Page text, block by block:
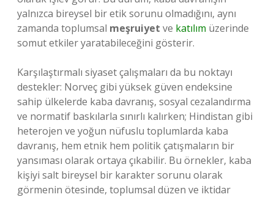
yalnızca bireysel bir etik sorunu olmadığını, aynı
zamanda toplumsal meşruiyet ve katılım üzerinde
somut etkiler yaratabileceğini gösterir.
Karşılaştırmalı siyaset çalışmaları da bu noktayı
destekler: Norveç gibi yüksek güven endeksine
sahip ülkelerde kaba davranış, sosyal cezalandırma
ve normatif baskılarla sınırlı kalırken; Hindistan gibi
heterojen ve yoğun nüfuslu toplumlarda kaba
davranış, hem etnik hem politik çatışmaların bir
yansıması olarak ortaya çıkabilir. Bu örnekler, kaba
kişiyi salt bireysel bir karakter sorunu olarak
görmenin ötesinde, toplumsal düzen ve iktidar